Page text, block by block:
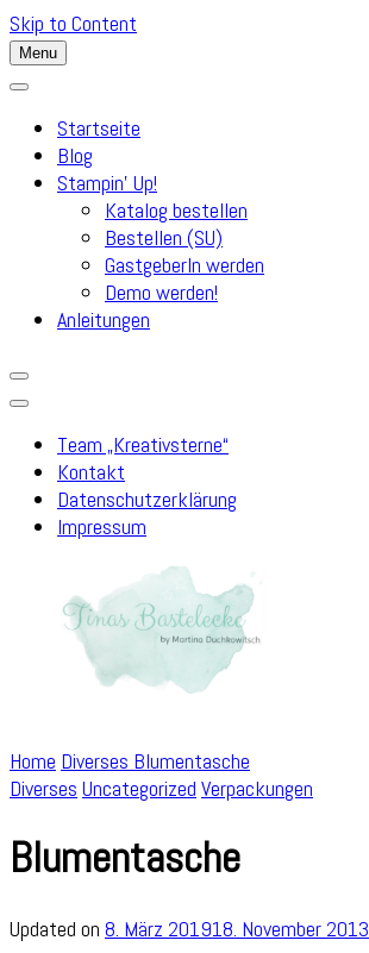
Skip to Content
Menu
Startseite
Blog
Stampin’ Up!
Katalog bestellen
Bestellen (SU)
GastgeberIn werden
Demo werden!
Anleitungen
Team „Kreativsterne“
Kontakt
Datenschutzerklärung
Impressum
Home Diverses Blumentasche
Diverses Uncategorized Verpackungen
Blumentasche
Updated on 8. März 201918. November 2013